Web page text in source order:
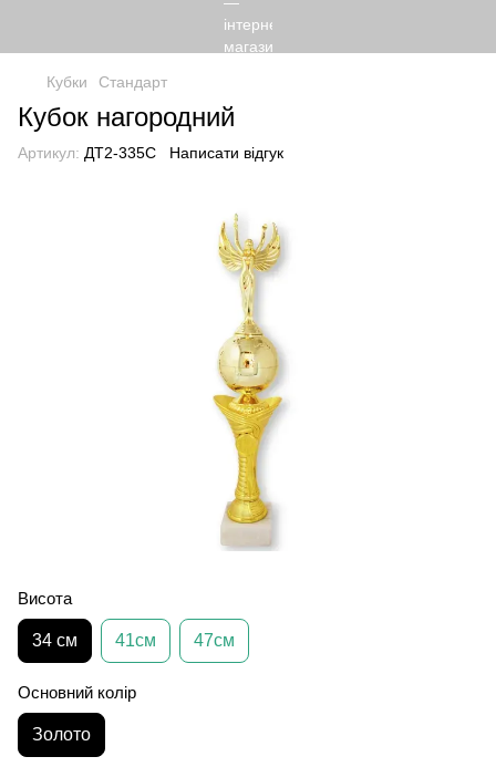
Кубки Стандарт
Кубок нагородний
Артикул: ДТ2-335С Написати відгук
Висота
34 см 41см 47см
Основний колір
Золото